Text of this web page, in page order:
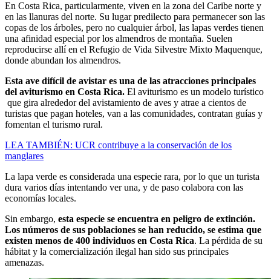
En Costa Rica, particularmente, viven en la zona del Caribe norte y
en las llanuras del norte. Su lugar predilecto para permanecer son las
copas de los árboles, pero no cualquier árbol, las lapas verdes tienen
una afinidad especial por los almendros de montaña. Suelen
reproducirse allí en el Refugio de Vida Silvestre Mixto Maquenque,
donde abundan los almendros.
Esta ave difícil de avistar es una de las atracciones principales
del aviturismo en Costa Rica. El aviturismo es un modelo turístico
que gira alrededor del avistamiento de aves y atrae a cientos de
turistas que pagan hoteles, van a las comunidades, contratan guías y
fomentan el turismo rural.
LEA TAMBIÉN: UCR contribuye a la conservación de los
manglares
La lapa verde es considerada una especie rara, por lo que un turista
dura varios días intentando ver una, y de paso colabora con las
economías locales.
Sin embargo, esta especie se encuentra en peligro de extinción.
Los números de sus poblaciones se han reducido, se estima que
existen menos de 400 individuos en Costa Rica. La pérdida de su
hábitat y la comercialización ilegal han sido sus principales
amenazas.